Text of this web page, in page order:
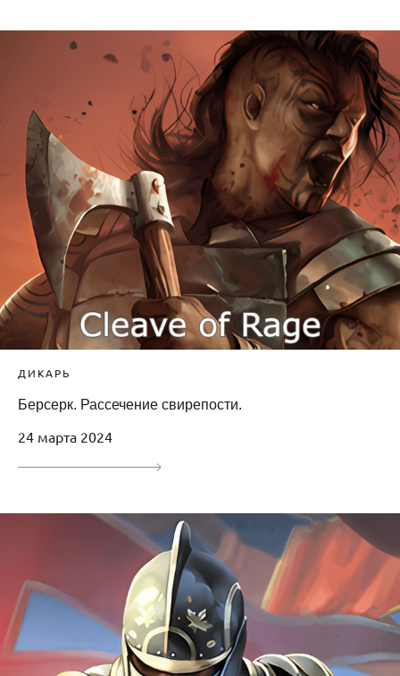
ДИКАРЬ
Берсерк. Рассечение свирепости.
24 марта 2024